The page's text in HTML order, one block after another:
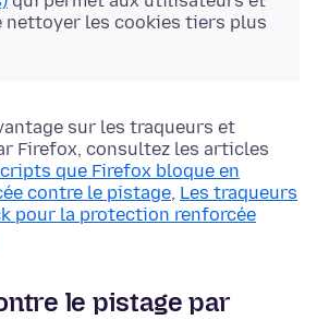
les cookies tiers plus
sur les traqueurs et
Firefox, consultez les articles
que Firefox bloque en
contre le pistage, Les traqueurs
pour la protection renforcée
le pistage par